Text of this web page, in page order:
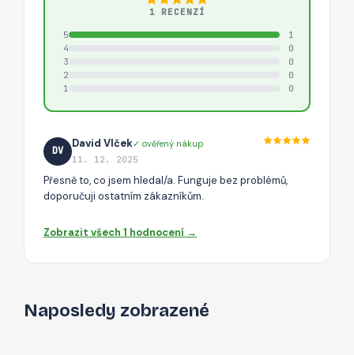
1 RECENZÍ
5
1
4
0
3
0
2
0
1
0
DV
David Vlček✓ ověřený nákup
11. 12. 2025
Přesně to, co jsem hledal/a. Funguje bez problémů,
doporučuji ostatním zákazníkům.
Zobrazit všech 1 hodnocení →
Naposledy zobrazené